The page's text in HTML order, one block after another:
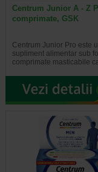
Centrum Junior A - Z
comprimate, GSK
Centrum Junior Pro este
supliment alimentar sub
comprimate masticabile